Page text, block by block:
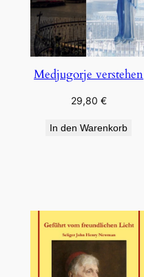
Medjugorje verstehen
29,80 €
In den Warenkorb